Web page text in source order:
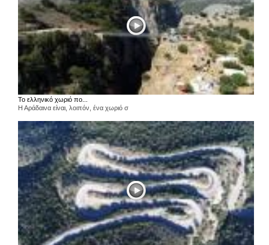
Το ελληνικό χωριό πο...
Η Αράδαινα είναι, λοιπόν, ένα χωριό σ